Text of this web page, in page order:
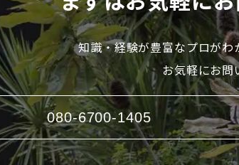
知識・経験が豊富なプロがわ
お気軽にお問
080-6700-1405